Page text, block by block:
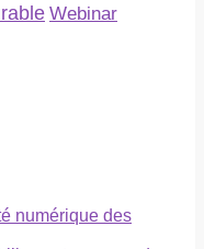
Webinar
numérique des